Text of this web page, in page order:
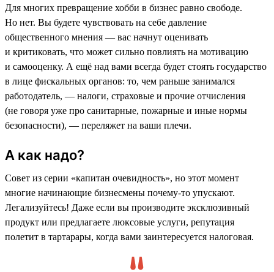
Для многих превращение хобби в бизнес равно свободе.
Но нет. Вы будете чувствовать на себе давление
общественного мнения — вас начнут оценивать
и критиковать, что может сильно повлиять на мотивацию
и самооценку. А ещё над вами всегда будет стоять государство
в лице фискальных органов: то, чем раньше занимался
работодатель, — налоги, страховые и прочие отчисления
(не говоря уже про санитарные, пожарные и иные нормы
безопасности), — переляжет на ваши плечи.
А как надо?
Совет из серии «капитан очевидность», но этот момент
многие начинающие бизнесмены почему-то упускают.
Легализуйтесь! Даже если вы производите эксклюзивный
продукт или предлагаете люксовые услуги, репутация
полетит в тартарары, когда вами заинтересуется налоговая.